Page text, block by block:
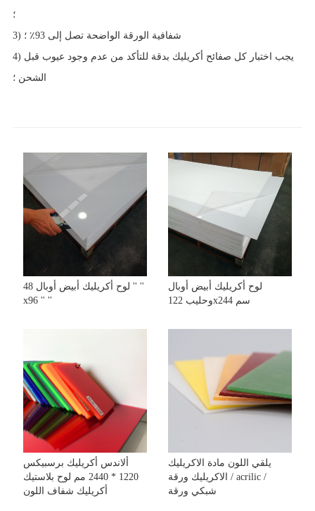
؛
3) شفافية الورقة الواضحة تصل إلى 93٪ ؛
4) يجب اختبار كل صفائح أكريليك بدقة للتأكد من عدم وجود عيوب قبل
الشحن ؛
لوح أكريليك أبيض أوبال 48 '' ''
x96 '' ''
لوح أكريليك أبيض أوبال
وحليب 122x244 سم
ألاندس أكريليك برسبيكس
1220 * 2440 مم لوح بلاستيك
أكريليك شفاف اللون
يلقي اللون مادة الاكريليك
الاكريليك ورقة / acrilic /
شبكي ورقة